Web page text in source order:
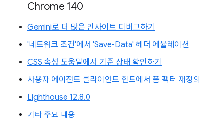
Chrome 140
Gemini로 더 많은 인사이트 디버그하기
'네트워크 조건'에서 'Save-Data' 헤더 에뮬레이션
CSS 속성 도움말에서 기준 상태 확인하기
사용자 에이전트 클라이언트 힌트에서 폼 팩터 재정의
Lighthouse 12.8.0
기타 주요 내용